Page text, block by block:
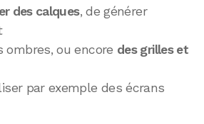
des calques, de générer
ou encore des grilles et
par exemple des écrans